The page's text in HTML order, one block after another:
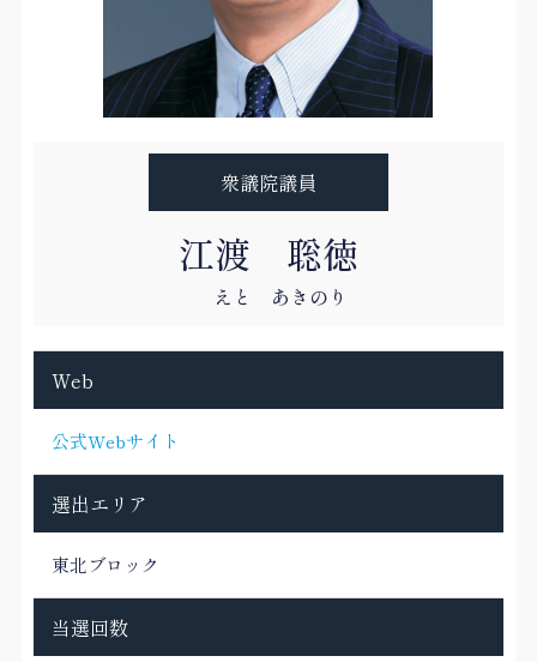
衆議院議員
江渡 聡徳
えと あきのり
Web
公式Webサイト
選出エリア
東北ブロック
当選回数